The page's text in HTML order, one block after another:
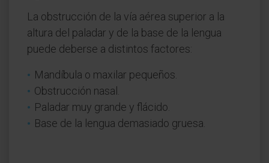
La obstrucción de la vía aérea superior a la
altura del paladar y de la base de la lengua
puede deberse a distintos factores:
Mandíbula o maxilar pequeños.
Obstrucción nasal.
Paladar muy grande y flácido.
Base de la lengua demasiado gruesa.